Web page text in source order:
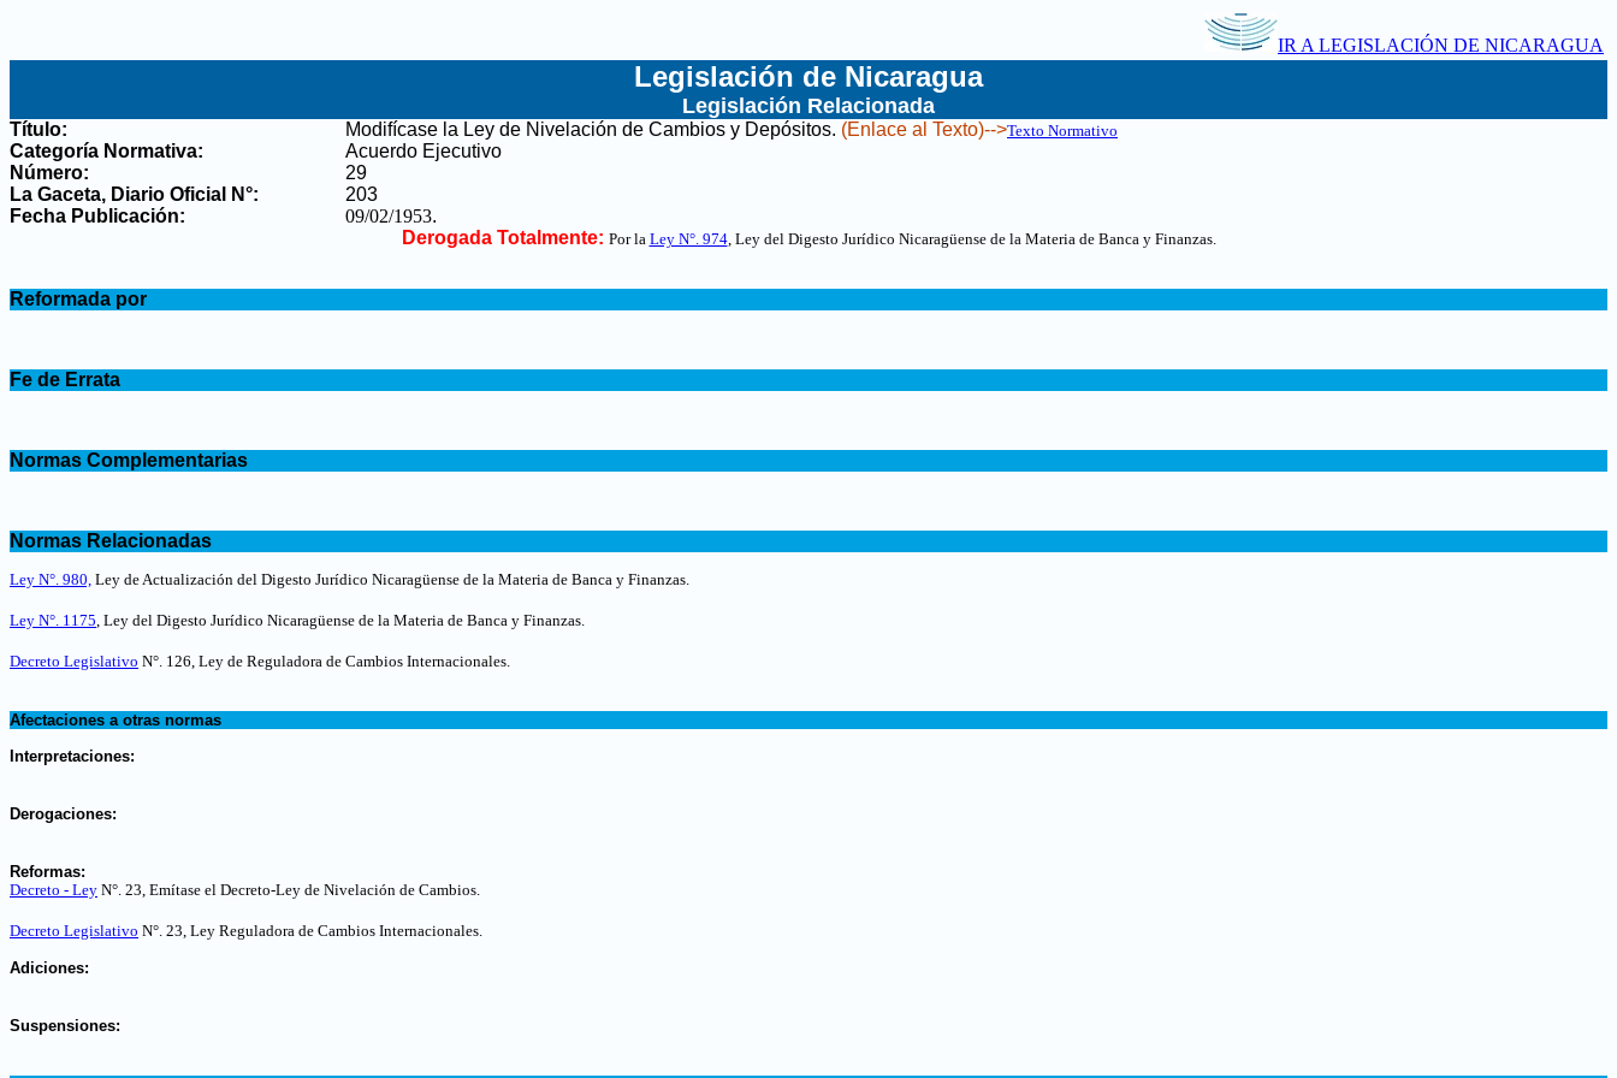
IR A LEGISLACIÓN DE NICARAGUA
Legislación de Nicaragua
Legislación Relacionada
Título: Modifícase la Ley de Nivelación de Cambios y Depósitos. (Enlace al Texto)-->Texto Normativo
Categoría Normativa:
Acuerdo Ejecutivo
Número:
29
La Gaceta, Diario Oficial N°:
203
Fecha Publicación:
09/02/1953.
Derogada Totalmente: Por la Ley N°. 974, Ley del Digesto Jurídico Nicaragüense de la Materia de Banca y Finanzas.
Reformada por
Fe de Errata
Normas Complementarias
Normas Relacionadas
Ley N°. 980, Ley de Actualización del Digesto Jurídico Nicaragüense de la Materia de Banca y Finanzas.
Ley N°. 1175, Ley del Digesto Jurídico Nicaragüense de la Materia de Banca y Finanzas.
Decreto Legislativo N°. 126, Ley de Reguladora de Cambios Internacionales.
Afectaciones a otras normas
Interpretaciones:
Derogaciones:
Reformas:
Decreto - Ley N°. 23, Emítase el Decreto-Ley de Nivelación de Cambios.
Decreto Legislativo N°. 23, Ley Reguladora de Cambios Internacionales.
Adiciones:
Suspensiones: